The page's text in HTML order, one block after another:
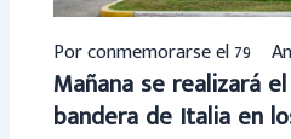
Por conmemorarse el 79º
Mañana se realizará
bandera de Italia en